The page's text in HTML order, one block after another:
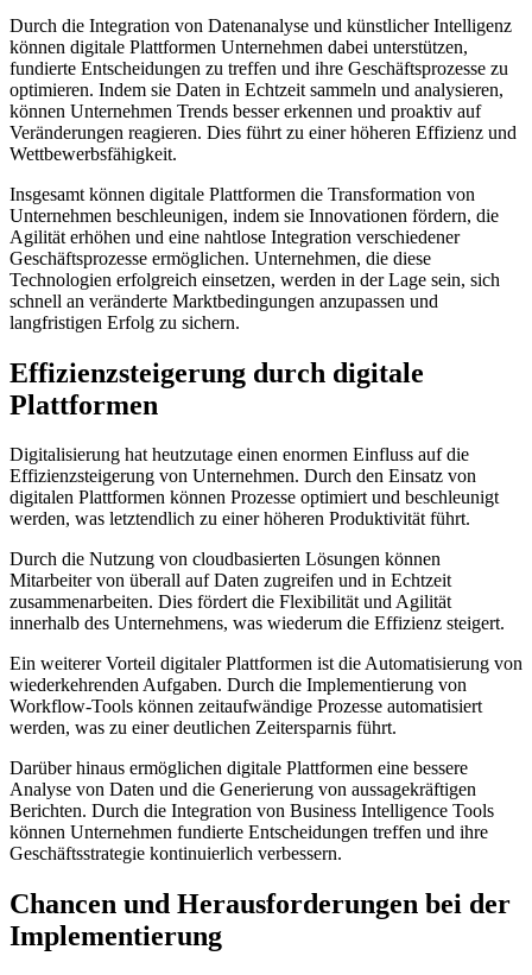
Durch die Integration von Datenanalyse und künstlicher Intelligenz
können digitale Plattformen Unternehmen dabei‍ unterstützen,
fundierte Entscheidungen zu treffen und ihre Geschäftsprozesse zu
optimieren. Indem‌ sie​ Daten in Echtzeit sammeln und analysieren,
können Unternehmen Trends besser ​erkennen ⁤und proaktiv ‍auf
Veränderungen​ reagieren. Dies​ führt zu einer höheren Effizienz‌ und
Wettbewerbsfähigkeit.
Insgesamt können⁢ digitale Plattformen die Transformation von
Unternehmen ⁣beschleunigen, indem ⁣sie Innovationen fördern, die⁢
Agilität erhöhen und eine nahtlose ​Integration verschiedener
Geschäftsprozesse ‍ermöglichen. Unternehmen, die diese
Technologien erfolgreich einsetzen,‌ werden in der Lage sein, sich
schnell an veränderte Marktbedingungen ‍anzupassen und
langfristigen Erfolg zu sichern.
Effizienzsteigerung durch digitale
Plattformen
Digitalisierung hat heutzutage einen enormen Einfluss auf die
Effizienzsteigerung ​von Unternehmen. Durch den Einsatz‌ von
digitalen Plattformen können Prozesse optimiert ‌und beschleunigt
werden, was letztendlich ‌zu einer⁤ höheren Produktivität führt.
Durch die ⁢Nutzung von cloudbasierten Lösungen können
Mitarbeiter von überall auf Daten ⁤zugreifen und ​in Echtzeit
zusammenarbeiten. Dies fördert die Flexibilität und Agilität
innerhalb des⁤ Unternehmens, was wiederum die ​Effizienz ​steigert.
Ein weiterer Vorteil digitaler Plattformen ist die Automatisierung von⁢
wiederkehrenden Aufgaben. Durch die Implementierung von
⁣Workflow-Tools können⁢ zeitaufwändige Prozesse automatisiert⁣
werden, ​was zu einer deutlichen Zeitersparnis führt.
Darüber hinaus ermöglichen digitale Plattformen eine bessere
Analyse ​von Daten und die Generierung von aussagekräftigen
Berichten. Durch die Integration von Business Intelligence Tools
können Unternehmen fundierte Entscheidungen⁤ treffen und ⁢ihre
Geschäftsstrategie kontinuierlich verbessern.
Chancen und Herausforderungen bei der
Implementierung